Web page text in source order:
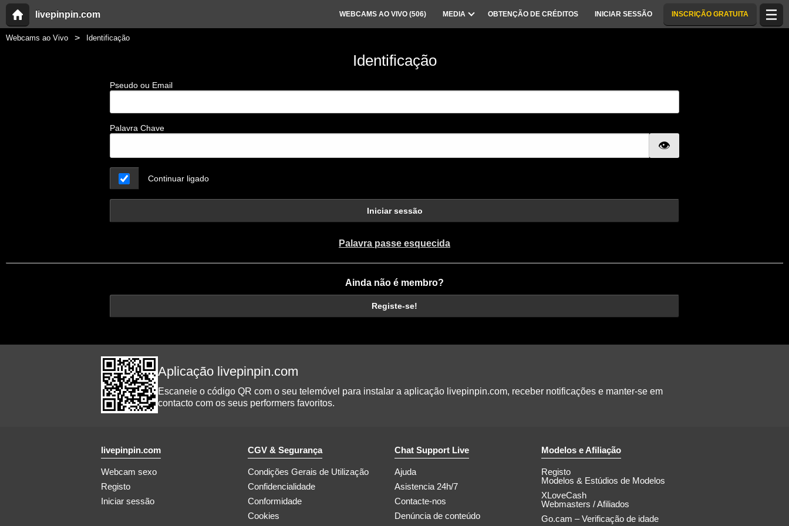
livepinpin.com WEBCAMS AO VIVO (506) MEDIA OBTENÇÃO DE CRÉDITOS INICIAR SESSÃO INSCRIÇÃO GRATUITA
Webcams ao Vivo Identificação
Identificação
Pseudo ou Email
Palavra Chave
Continuar ligado
Iniciar sessão
Palavra passe esquecida
Ainda não é membro?
Registe-se!
Aplicação livepinpin.com
Escaneie o código QR com o seu telemóvel para instalar a aplicação livepinpin.com, receber notificações e manter-se em
contacto com os seus performers favoritos.
livepinpin.com
Webcam sexo
Registo
Iniciar sessão
CGV & Segurança
Condições Gerais de Utilização
Confidencialidade
Conformidade
Cookies
Chat Support Live
Ajuda
Asistencia 24h/7
Contacte-nos
Denúncia de conteúdo
Modelos e Afiliação
Registo
Modelos & Estúdios de Modelos
XLoveCash
Webmasters / Afiliados
Go.cam – Verificação de idade